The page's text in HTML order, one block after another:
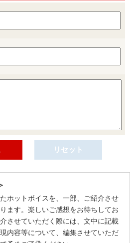
ホットボイスを、一部、ご紹介させ
ます。楽しいご感想をお待ちしてお
させていただく際には、文中に記載
内容等について、編集させていただ